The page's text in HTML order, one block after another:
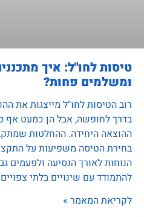
טיסות לחו"ל: איך
ומשלמים פחות?
רוב הטיסות לחו"ל מייצגות את
בדרך לחופשה, אבל הן כמעט אף
ההוצאה היחידה. ההחלטות
בחירת הטיסה משפיעות על
הנוחות לאורך הנסיעה ולפעמים
להתמודד עם שינויים בלתי
לקריאת המאמר »